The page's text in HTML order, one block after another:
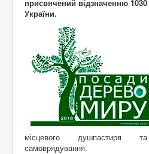
Додати блог
Наболіле
Роздуми за кавою
РізнеРізнокаліберно
Порадник Як то ся
сучасний"
Галичфест
КонтактиГукніть
присвячений відзначенню
України.
місцевого душпастиря
самоврядування.